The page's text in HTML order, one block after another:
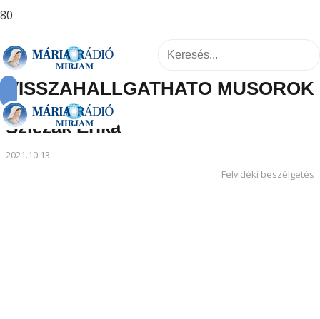
VISSZAHALLGATHATÓ MŰSOROK
Szlezák Erika
2021.10.13.
Felvidéki beszélgetés